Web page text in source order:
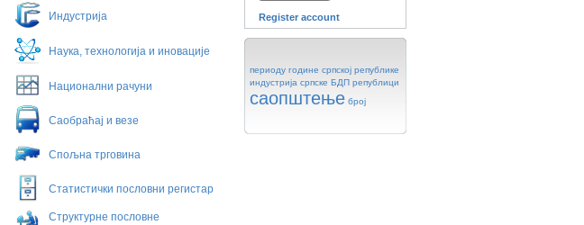
Индустрија
Наука, технологија и иновације
Национални рачуни
Саобраћај и везе
Спољна трговина
Статистички пословни регистар
Структурне пословне
Register account
периоду године српској републике
индустрија српске БДП републици
саопштење број